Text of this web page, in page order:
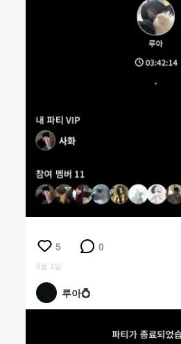
5 0
8월 1일
루아💍